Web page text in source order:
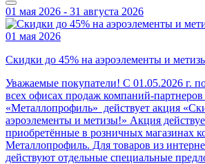
01 мая 2026 - 31 августа 2026
01 мая 2026
Скидки до 45% на аэроэлементы и
Уважаемые покупатели! С 01.05.2026 г.
всех офисах продаж компаний-
«Металлопрофиль» действует акция
аэроэлементы и метизы!» Акция
приобретённые в розничных магазинах
Металлопрофиль. Для товаров из
действуют отдельные специальные